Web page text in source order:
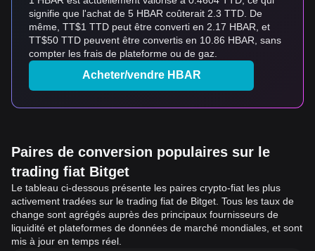
signifie que l'achat de 5 HBAR coûterait 2.3 TTD. De
même, TT$1 TTD peut être converti en 2.17 HBAR, et
TT$50 TTD peuvent être convertis en 10.86 HBAR, sans
compter les frais de plateforme ou de gaz.
Acheter/vendre HBAR
Paires de conversion populaires sur le
trading fiat Bitget
Le tableau ci-dessous présente les paires crypto-fiat les plus
activement tradées sur le trading fiat de Bitget. Tous les taux de
change sont agrégés auprès des principaux fournisseurs de
liquidité et plateformes de données de marché mondiales, et sont
mis à jour en temps réel.